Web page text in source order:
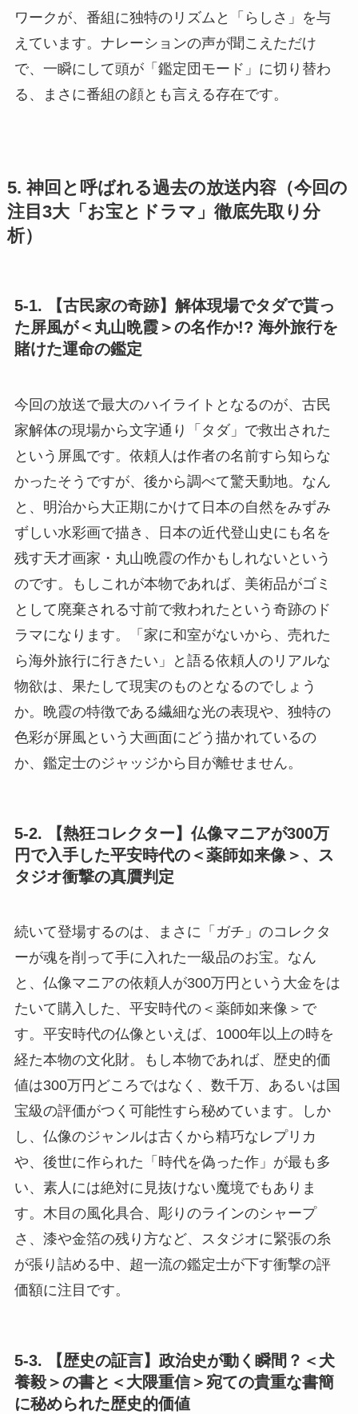
ワークが、番組に独特のリズムと「らしさ」を与
えています。ナレーションの声が聞こえただけ
で、一瞬にして頭が「鑑定団モード」に切り替わ
る、まさに番組の顔とも言える存在です。
5. 神回と呼ばれる過去の放送内容（今回の
注目3大「お宝とドラマ」徹底先取り分
析）
5-1. 【古民家の奇跡】解体現場でタダで貰っ
た屏風が＜丸山晩霞＞の名作か!? 海外旅行を
賭けた運命の鑑定
今回の放送で最大のハイライトとなるのが、古民
家解体の現場から文字通り「タダ」で救出された
という屏風です。依頼人は作者の名前すら知らな
かったそうですが、後から調べて驚天動地。なん
と、明治から大正期にかけて日本の自然をみずみ
ずしい水彩画で描き、日本の近代登山史にも名を
残す天才画家・丸山晩霞の作かもしれないという
のです。もしこれが本物であれば、美術品がゴミ
として廃棄される寸前で救われたという奇跡のド
ラマになります。「家に和室がないから、売れた
ら海外旅行に行きたい」と語る依頼人のリアルな
物欲は、果たして現実のものとなるのでしょう
か。晩霞の特徴である繊細な光の表現や、独特の
色彩が屏風という大画面にどう描かれているの
か、鑑定士のジャッジから目が離せません。
5-2. 【熱狂コレクター】仏像マニアが300万
円で入手した平安時代の＜薬師如来像＞、ス
タジオ衝撃の真贋判定
続いて登場するのは、まさに「ガチ」のコレクタ
ーが魂を削って手に入れた一級品のお宝。なん
と、仏像マニアの依頼人が300万円という大金をは
たいて購入した、平安時代の＜薬師如来像＞で
す。平安時代の仏像といえば、1000年以上の時を
経た本物の文化財。もし本物であれば、歴史的価
値は300万円どころではなく、数千万、あるいは国
宝級の評価がつく可能性すら秘めています。しか
し、仏像のジャンルは古くから精巧なレプリカ
や、後世に作られた「時代を偽った作」が最も多
い、素人には絶対に見抜けない魔境でもありま
す。木目の風化具合、彫りのラインのシャープ
さ、漆や金箔の残り方など、スタジオに緊張の糸
が張り詰める中、超一流の鑑定士が下す衝撃の評
価額に注目です。
5-3. 【歴史の証言】政治史が動く瞬間？＜犬
養毅＞の書と＜大隈重信＞宛ての貴重な書簡
に秘められた歴史的価値